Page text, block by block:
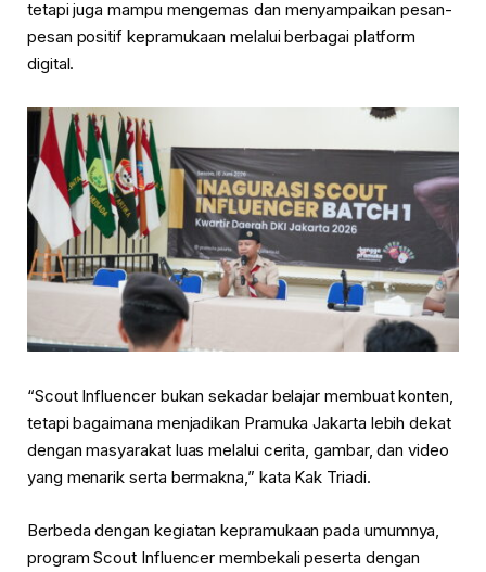
tetapi juga mampu mengemas dan menyampaikan pesan-
pesan positif kepramukaan melalui berbagai platform
digital.
“Scout Influencer bukan sekadar belajar membuat konten,
tetapi bagaimana menjadikan Pramuka Jakarta lebih dekat
dengan masyarakat luas melalui cerita, gambar, dan video
yang menarik serta bermakna,” kata Kak Triadi.
Berbeda dengan kegiatan kepramukaan pada umumnya,
program Scout Influencer membekali peserta dengan